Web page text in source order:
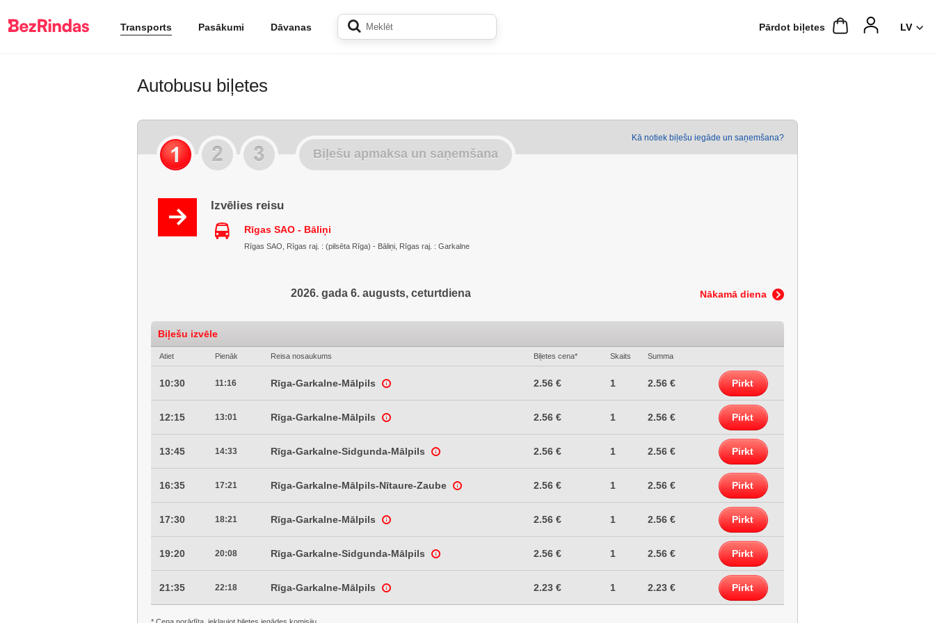
Transports Pasākumi Dāvanas Pārdot biļetes
Autobusu biļetes
Kā notiek biļešu iegāde un saņemšana?
Biļešu apmaksa un saņemšana
Izvēlies reisu
Rīgas SAO - Bāliņi
Rīgas SAO, Rīgas raj. : (pilsēta Rīga) - Bāliņi, Rīgas raj. : Garkalne
Nākamā diena
2026. gada 6. augusts, ceturtdiena
Biļešu izvēle
Atiet Pienāk Reisa nosaukums Biļetes cena* Skaits Summa
10:30 11:16 Rīga-Garkalne-Mālpils 2.56 € 1 2.56 € Pirkt
12:15 13:01 Rīga-Garkalne-Mālpils 2.56 € 1 2.56 € Pirkt
13:45 14:33 Rīga-Garkalne-Sidgunda-Mālpils 2.56 € 1 2.56 € Pirkt
16:35 17:21 Rīga-Garkalne-Mālpils-Nītaure-Zaube 2.56 € 1 2.56 € Pirkt
17:30 18:21 Rīga-Garkalne-Mālpils 2.56 € 1 2.56 € Pirkt
19:20 20:08 Rīga-Garkalne-Sidgunda-Mālpils 2.56 € 1 2.56 € Pirkt
21:35 22:18 Rīga-Garkalne-Mālpils 2.23 € 1 2.23 € Pirkt